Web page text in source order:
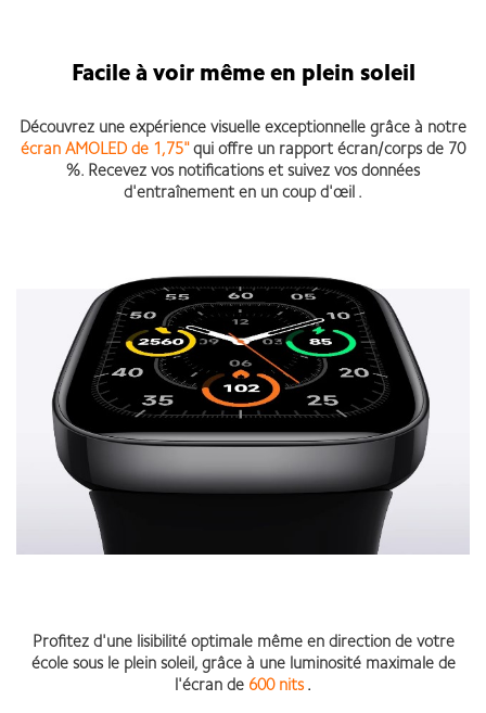
Facile à voir même en plein soleil
Découvrez une expérience visuelle exceptionnelle grâce à notre
écran AMOLED de 1,75"qui offre un rapport écran/corps de 70
%. Recevez vos notifications et suivez vos données
d'entraînement en un coup d'œil .
Profitez d'une lisibilité optimale même en direction de votre
école sous le plein soleil, grâce à une luminosité maximale de
l'écran de 600 nits .